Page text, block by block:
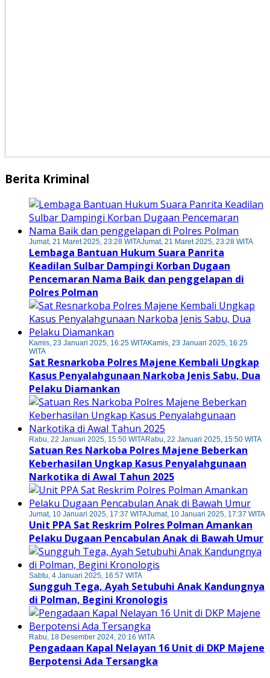
Berita Kriminal
Jumat, 21 Maret 2025, 23:28 WITAJumat, 21 Maret 2025, 23:28 WITA
Lembaga Bantuan Hukum Suara Panrita
Keadilan Sulbar Dampingi Korban Dugaan
Pencemaran Nama Baik dan penggelapan di
Polres Polman
Kamis, 23 Januari 2025, 16:25 WITAKamis, 23 Januari 2025, 16:25
WITA
Sat Resnarkoba Polres Majene Kembali Ungkap
Kasus Penyalahgunaan Narkoba Jenis Sabu, Dua
Pelaku Diamankan
Rabu, 22 Januari 2025, 15:50 WITARabu, 22 Januari 2025, 15:50 WITA
Satuan Res Narkoba Polres Majene Beberkan
Keberhasilan Ungkap Kasus Penyalahgunaan
Narkotika di Awal Tahun 2025
Jumat, 10 Januari 2025, 17:37 WITAJumat, 10 Januari 2025, 17:37 WITA
Unit PPA Sat Reskrim Polres Polman Amankan
Pelaku Dugaan Pencabulan Anak di Bawah Umur
Sabtu, 4 Januari 2025, 16:57 WITA
Sungguh Tega, Ayah Setubuhi Anak Kandungnya
di Polman, Begini Kronologis
Rabu, 18 Desember 2024, 20:16 WITA
Pengadaan Kapal Nelayan 16 Unit di DKP Majene
Berpotensi Ada Tersangka